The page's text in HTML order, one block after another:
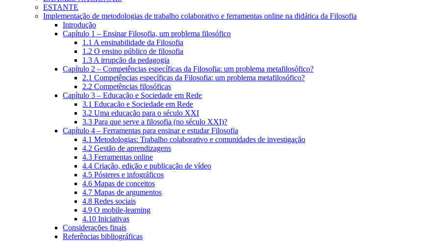
ESTANTE
Implementação de metodologias de trabalho colaborativo e ferramentas online na didática da Filosofia
Introdução
Capítulo 1 – Ensinar Filosofia, um problema filosófico
1.1 A ensinabilidade da Filosofia
1.2 O ensino público de filosofia
1.3 A irrupção da pedagogia
Capítulo 2 – Competências específicas da Filosofia: um problema metafilosófico?
2.1 Competências específicas da Filosofia: um problema metafilosófico?
2.2 Competências filosóficas
Capítulo 3 – Educação e Sociedade em Rede
3.1 Educação e Sociedade em Rede
3.2 Uma educação para o século XXI
3.3 Para que serve a filosofia (no século XXI)?
Capítulo 4 – Ferramentas para ensinar e estudar Filosofia
4.1 Metodologias: Trabalho colaborativo e comunidades de investigação
4.2 Gestão de aprendizagens
4.3 Ferramentas online
4.4 Criação, edição e publicação de vídeo
4.5 Pósteres e infográficos
4.6 Mapas de conceitos
4.7 Mapas de argumentos
4.8 Redes sociais
4.9 O mobile-learning
4.10 Iniciativas
Considerações finais
Referências bibliográficas